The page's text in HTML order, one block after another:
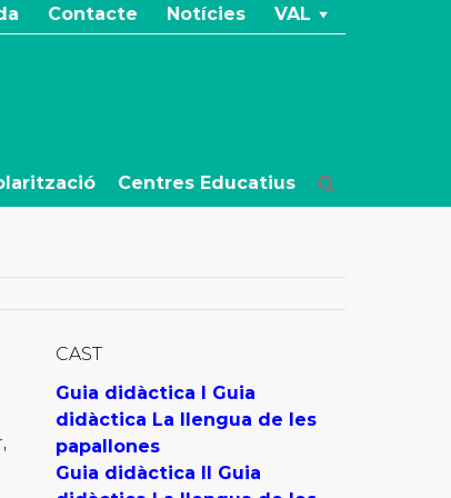
Contacte Notícies VAL
Centres Educatius
CAST
Guia didàctica I Guia
didàctica La llengua de les
papallones
Guia didàctica II Guia